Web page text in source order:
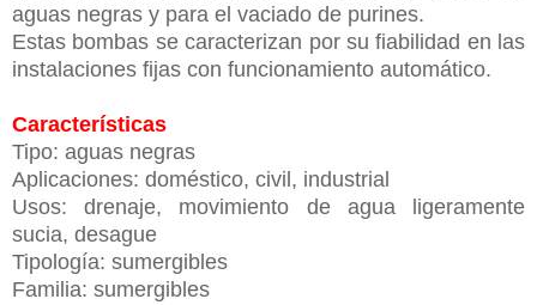
aguas negras y para el vaciado de purines.
Estas bombas se caracterizan por su fiabilidad en las
instalaciones fijas con funcionamiento automático.
Características
Tipo: aguas negras
Aplicaciones: doméstico, civil, industrial
Usos: drenaje, movimiento de agua ligeramente
sucia, desague
Tipología: sumergibles
Familia: sumergibles